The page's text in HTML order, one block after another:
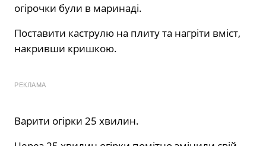
огірочки були в маринаді.
Поставити каструлю на плиту та нагріти вміст,
накривши кришкою.
РЕКЛАМА
Варити огірки 25 хвилин.